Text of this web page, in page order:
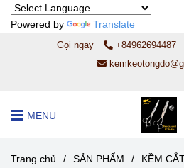
Powered by Translate
Gọi ngay +84962694487
MENU
Trang chủ / SẢN PHẨM / KỀM